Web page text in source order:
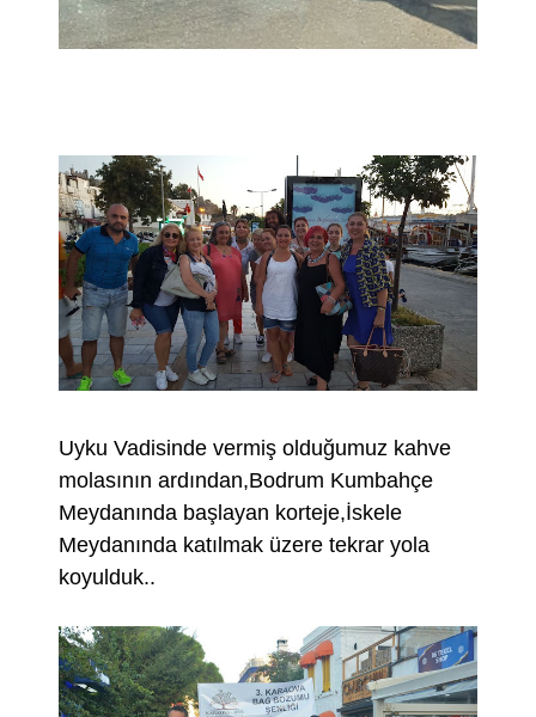
Uyku Vadisinde vermiş olduğumuz kahve
molasının ardından,Bodrum Kumbahçe
Meydanında başlayan korteje,İskele
Meydanında katılmak üzere tekrar yola
koyulduk..